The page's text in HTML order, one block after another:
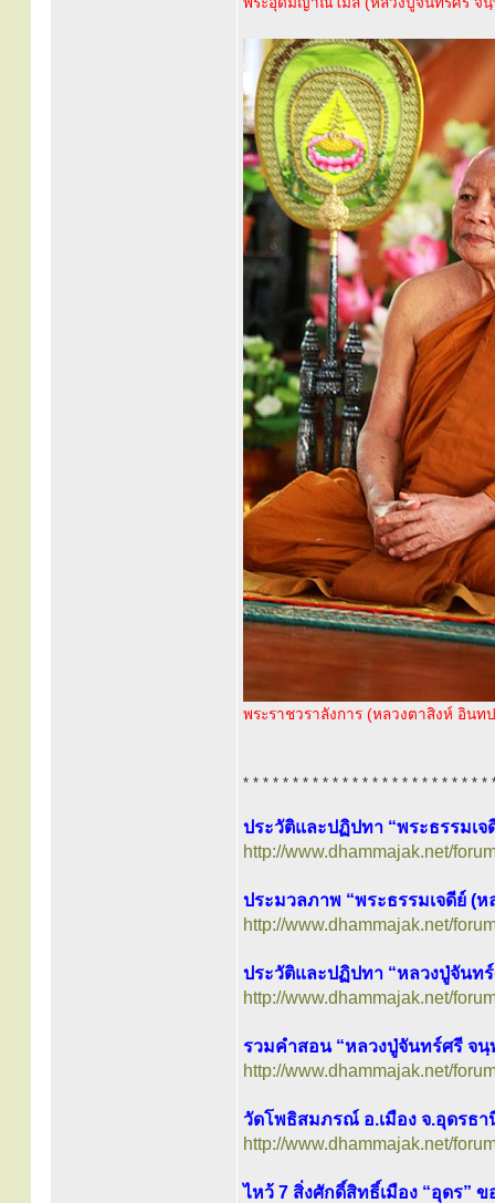
พระราชวราลังการ (หลวงตาสิงห์ อิน
* * * * * * * * * * * * * * * * * * * * * * * * *
ประวัติและปฏิปทา “พระธรรมเ
http://www.dhammajak.net/
ประมวลภาพ “พระธรรมเจดีย์ (
http://www.dhammajak.net/
ประวัติและปฏิปทา “หลวงปู่จันท
http://www.dhammajak.net/
รวมคำสอน “หลวงปู่จันทร์ศรี จนฺ
http://www.dhammajak.net/
วัดโพธิสมภรณ์ อ.เมือง จ.อุดรธา
http://www.dhammajak.net/
ไหว้ 7 สิ่งศักดิ์สิทธิ์เมือง “อุดร”